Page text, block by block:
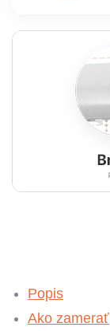
Popis
Ako zamerať